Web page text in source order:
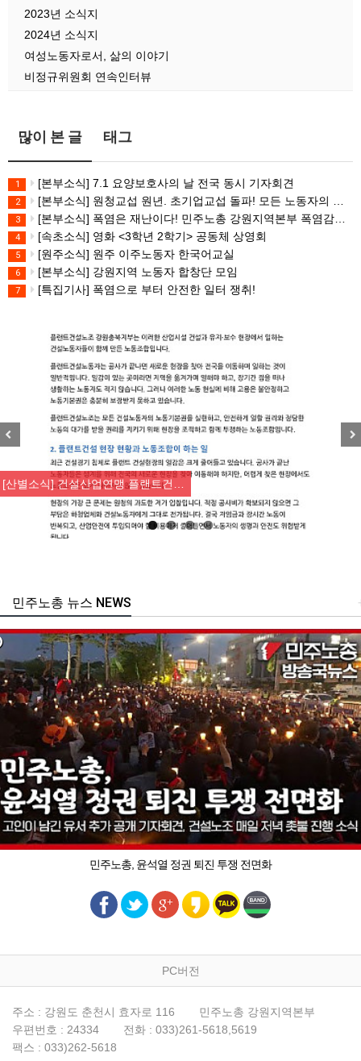
2023년 소식지
2024년 소식지
여성노동자로서, 삶의 이야기
비정규위원회 연속인터뷰
많이 본 글 태그
1 [본부소식] 7.1 요양보호사의 날 전국 동시 기자회견
2 [본부소식] 원청교섭 원년. 초기업교섭 돌파! 모든 노동자의 노동기본권 쟁취! 민주노총 7.15 총파업대회
3 [본부소식] 폭염은 재난이다! 민주노총 강원지역본부 폭염감시단 선포 기자회견
4 [속초소식] 영화 <3학년 2학기> 공동체 상영회
5 [원주소식] 원주 이주노동자 한국어교실
6 [본부소식] 강원지역 노동자 합창단 모임
7 [특집기사] 폭염으로 부터 안전한 일터 쟁취!
[강릉,속초,원주,춘천] 폭염감시…
주노총 뉴스 NEWS
민주노총, 윤석열 정권 퇴진 투쟁 전면화
PC버전
주소 : 강원도 춘천시 효자로 116
민주노총 강원지역본부
우편번호 : 24334
전화 : 033)261-5618,5619
팩스 : 033)262-5618